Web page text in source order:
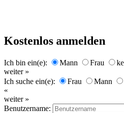
Kostenlos anmelden
Ich bin ein(e): Mann Frau
weiter »
Ich suche ein(e):
Frau Mann
«
weiter »
Benutzername: